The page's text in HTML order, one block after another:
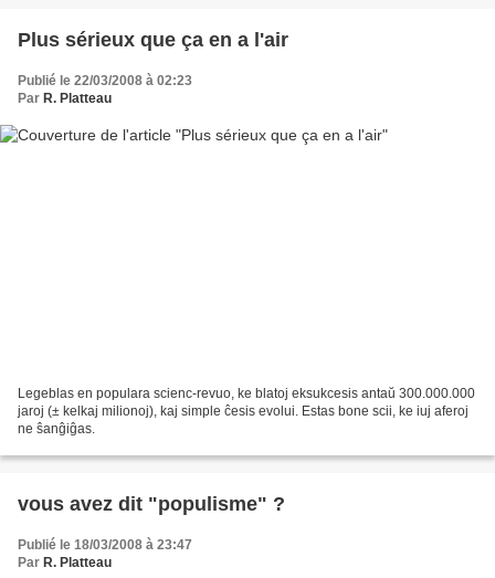
Plus sérieux que ça en a l'air
Publié le 22/03/2008 à 02:23
Par R. Platteau
Legeblas en populara scienc-revuo, ke blatoj eksukcesis antaŭ 300.000.000
jaroj (± kelkaj milionoj), kaj simple ĉesis evolui. Estas bone scii, ke iuj aferoj
ne ŝanĝiĝas.
vous avez dit "populisme" ?
Publié le 18/03/2008 à 23:47
Par R. Platteau